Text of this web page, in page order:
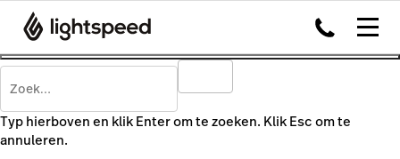
Typ hierboven en klik Enter om te zoeken. Klik Esc om te
annuleren.